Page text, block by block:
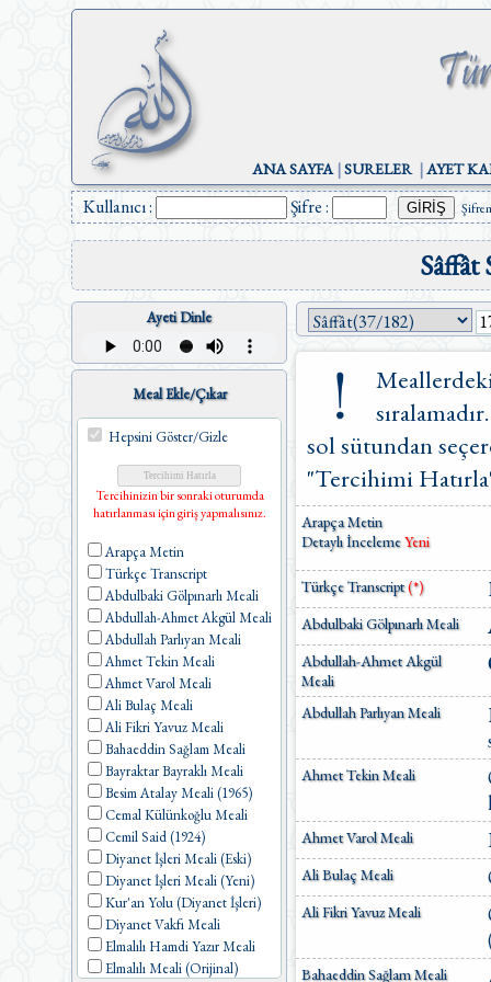
ANA SAYFA|SURELER|AYET
Kullanıcı : Şifre :
Sâffât
Ayeti Dinle
Meal Ekle/Çıkar
Hepsini Göster/Gizle
Tercihinizin bir sonraki oturumda
hatırlanması için giriş yapmalısınız.
Arapça Metin
Türkçe Transcript
Abdulbaki Gölpınarlı Meali
Abdullah-Ahmet Akgül Meali
Abdullah Parlıyan Meali
Ahmet Tekin Meali
Ahmet Varol Meali
Ali Bulaç Meali
Ali Fikri Yavuz Meali
Bahaeddin Sağlam Meali
Bayraktar Bayraklı Meali
Besim Atalay Meali (1965)
Cemal Külünkoğlu Meali
Cemil Said (1924)
Diyanet İşleri Meali (Eski)
Diyanet İşleri Meali (Yeni)
Kur'an Yolu (Diyanet İşleri)
Diyanet Vakfı Meali
Elmalılı Hamdi Yazır Meali
Elmalılı Meali (Orijinal)
sol sütundan
"Tercihimi
Arapça Metin
Detaylı İncelemeYeni
Türkçe Transcript(*)
Abdulbaki Gölpınarlı Meali
Abdullah-Ahmet Akgül
Meali
Abdullah Parlıyan Meali
Ahmet Tekin Meali
Ahmet Varol Meali
Ali Bulaç Meali
Ali Fikri Yavuz Meali
Bahaeddin Sağlam Meali